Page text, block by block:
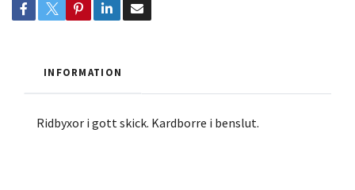
INFORMATION
Ridbyxor i gott skick. Kardborre i benslut.